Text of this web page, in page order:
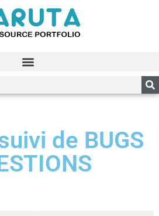
de BUGS